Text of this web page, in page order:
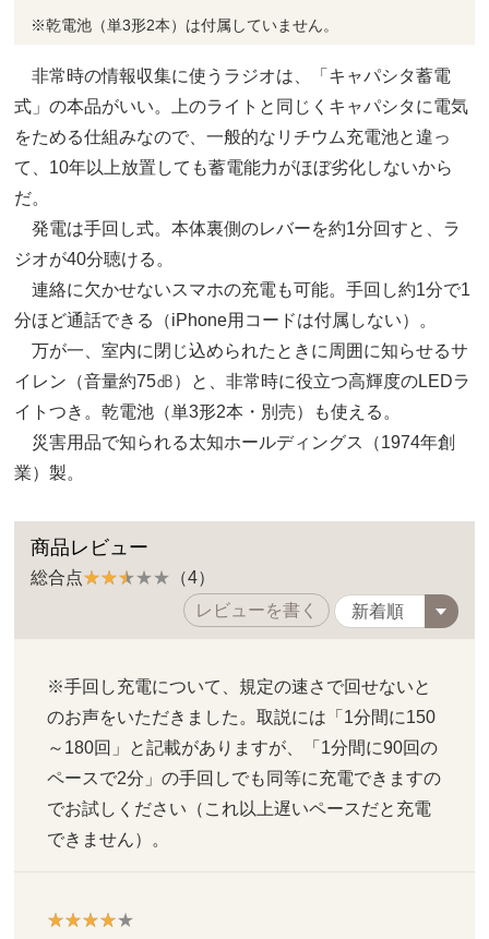
※乾電池（単3形2本）は付属していません。
非常時の情報収集に使うラジオは、「キャパシタ蓄電
式」の本品がいい。上のライトと同じくキャパシタに電気
をためる仕組みなので、一般的なリチウム充電池と違っ
て、10年以上放置しても蓄電能力がほぼ劣化しないから
だ。
発電は手回し式。本体裏側のレバーを約1分回すと、ラ
ジオが40分聴ける。
連絡に欠かせないスマホの充電も可能。手回し約1分で1
分ほど通話できる（iPhone用コードは付属しない）。
万が一、室内に閉じ込められたときに周囲に知らせるサ
イレン（音量約75㏈）と、非常時に役立つ高輝度のLEDラ
イトつき。乾電池（単3形2本・別売）も使える。
災害用品で知られる太知ホールディングス（1974年創
業）製。
商品レビュー
総合点
（4）
レビューを書く
※手回し充電について、規定の速さで回せないと
のお声をいただきました。取説には「1分間に150
～180回」と記載がありますが、「1分間に90回の
ペースで2分」の手回しでも同等に充電できますの
でお試しください（これ以上遅いペースだと充電
できません）。